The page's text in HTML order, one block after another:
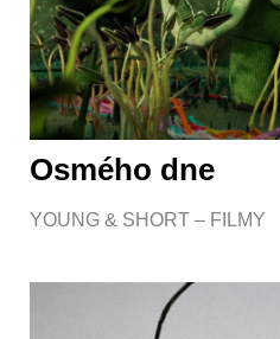
Osmého dne
YOUNG & SHORT – FILMY